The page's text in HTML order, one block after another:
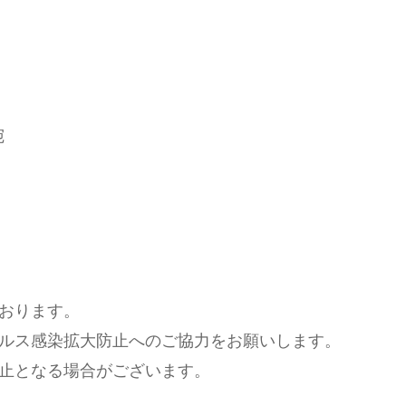
ります。
感染拡大防止へのご協力をお願いします。
なる場合がございます。